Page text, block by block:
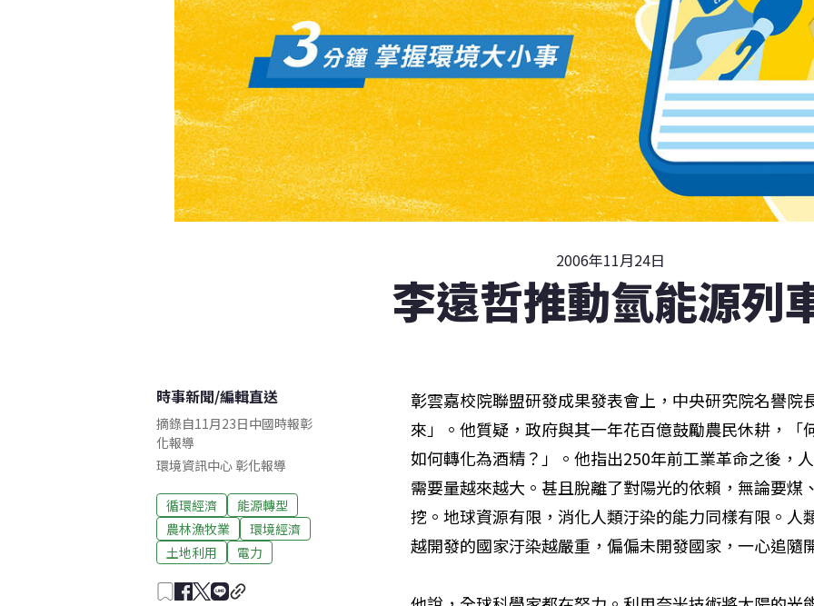
2006年11月24日
李遠哲推動氫能源列
時事新聞/編輯直送
摘錄自11月23日中國時報彰
化報導
環境資訊中心 彰化報導
循環經濟
能源轉型
農林漁牧業
環境經濟
土地利用
電力
彰雲嘉校院聯盟研發成果發表會上，中央研究院名譽院
來」。他質疑，政府與其一年花百億鼓勵農民休耕，「
如何轉化為酒精？」。他指出250年前工業革命之後，
需要量越來越大。甚且脫離了對陽光的依賴，無論要煤
挖。地球資源有限，消化人類汙染的能力同樣有限。人
越開發的國家汙染越嚴重，偏偏未開發國家，一心追隨